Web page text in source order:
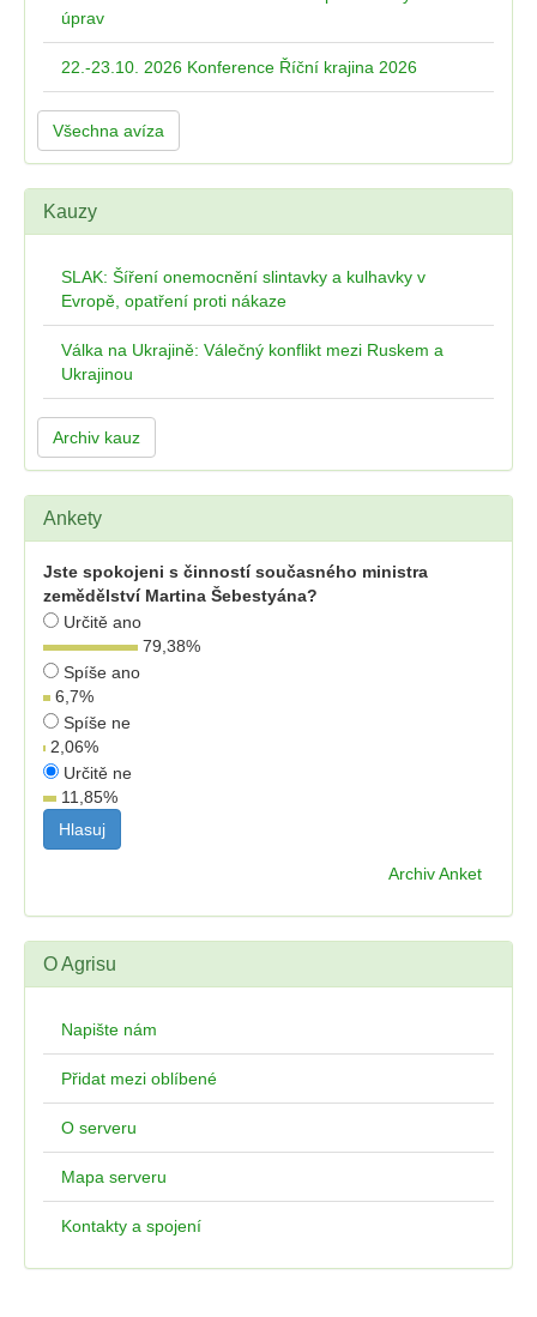
úprav
22.-23.10. 2026 Konference Říční krajina 2026
Všechna avíza
Kauzy
SLAK: Šíření onemocnění slintavky a kulhavky v
Evropě, opatření proti nákaze
Válka na Ukrajině: Válečný konflikt mezi Ruskem a
Ukrajinou
Archiv kauz
Ankety
Jste spokojeni s činností současného ministra
zemědělství Martina Šebestyána?
Určitě ano
79,38%
Spíše ano
6,7%
Spíše ne
2,06%
Určitě ne
11,85%
Archiv Anket
O Agrisu
Napište nám
Přidat mezi oblíbené
O serveru
Mapa serveru
Kontakty a spojení